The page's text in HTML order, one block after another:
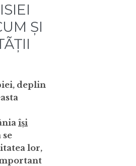
ȘI
deplin
își
se
lor,